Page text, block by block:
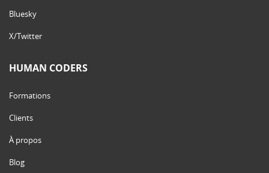
Bluesky
X/Twitter
HUMAN CODERS
Formations
Clients
À propos
Blog